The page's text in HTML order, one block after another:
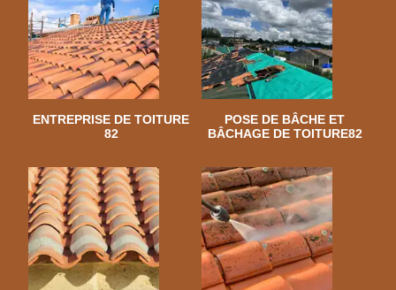
ENTREPRISE DE TOITURE
82
POSE DE BÂCHE ET
BÂCHAGE DE TOITURE82